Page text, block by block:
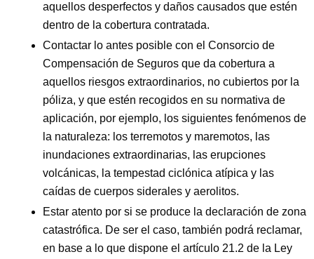
aquellos desperfectos y daños causados que estén
dentro de la cobertura contratada.
Contactar lo antes posible con el Consorcio de
Compensación de Seguros que da cobertura a
aquellos riesgos extraordinarios, no cubiertos por la
póliza, y que estén recogidos en su normativa de
aplicación, por ejemplo, los siguientes fenómenos de
la naturaleza: los terremotos y maremotos, las
inundaciones extraordinarias, las erupciones
volcánicas, la tempestad ciclónica atípica y las
caídas de cuerpos siderales y aerolitos.
Estar atento por si se produce la declaración de zona
catastrófica. De ser el caso, también podrá reclamar,
en base a lo que dispone el artículo 21.2 de la Ley